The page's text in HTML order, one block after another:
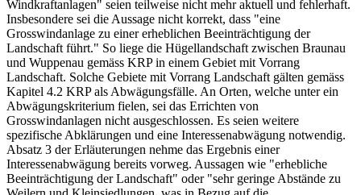
Windkraftanlagen" seien teilweise nicht mehr aktuell und fehlerhaft.
Insbesondere sei die Aussage nicht korrekt, dass "eine
Grosswindanlage zu einer erheblichen Beeinträchtigung der
Landschaft führt." So liege die Hügellandschaft zwischen Braunau
und Wuppenau gemäss KRP in einem Gebiet mit Vorrang
Landschaft. Solche Gebiete mit Vorrang Landschaft gälten gemäss
Kapitel 4.2 KRP als Abwägungsfälle. An Orten, welche unter ein
Abwägungskriterium fielen, sei das Errichten von
Grosswindanlagen nicht ausgeschlossen. Es seien weitere
spezifische Abklärungen und eine Interessenabwägung notwendig.
Absatz 3 der Erläuterungen nehme das Ergebnis einer
Interessenabwägung bereits vorweg. Aussagen wie "erhebliche
Beeinträchtigung der Landschaft" oder "sehr geringe Abstände zu